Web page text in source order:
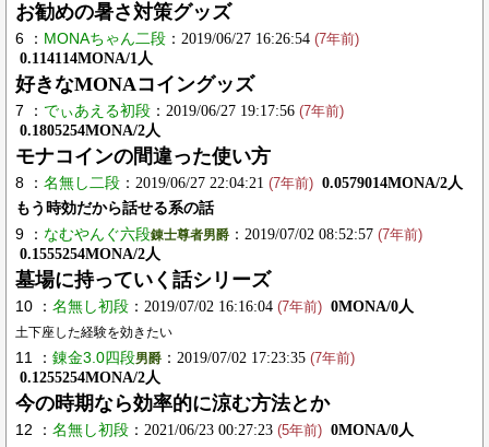
お勧めの暑さ対策グッズ
6 ： MONAちゃん二段 ：2019/06/27 16:26:54 (7年前)
0.114114MONA/1人
好きなMONAコイングッズ
7 ： でぃあえる初段 ：2019/06/27 19:17:56 (7年前)
0.1805254MONA/2人
モナコインの間違った使い方
8 ： 名無し二段 ：2019/06/27 22:04:21 (7年前) 0.0579014MONA/2人
もう時効だから話せる系の話
9 ： なむやんぐ六段錬士尊者男爵 ：2019/07/02 08:52:57 (7年前)
0.1555254MONA/2人
墓場に持っていく話シリーズ
10 ： 名無し初段 ：2019/07/02 16:16:04 (7年前) 0MONA/0人
土下座した経験を効きたい
11 ： 錬金3.0四段男爵 ：2019/07/02 17:23:35 (7年前)
0.1255254MONA/2人
今の時期なら効率的に涼む方法とか
12 ： 名無し初段 ：2021/06/23 00:27:23 (5年前) 0MONA/0人